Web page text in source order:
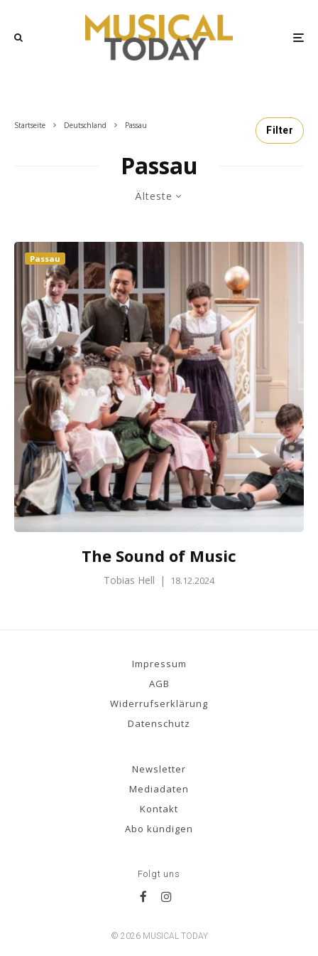
Startseite Deutschland Passau Filter
Passau
Älteste
Passau
The Sound of Music
Tobias Hell | 18.12.2024
Impressum
AGB
Widerrufserklärung
Datenschutz
Newsletter
Mediadaten
Kontakt
Abo kündigen
Folgt uns
© 2026 MUSICAL TODAY